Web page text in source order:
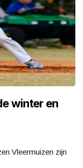
winter en
Vleermuizen zijn